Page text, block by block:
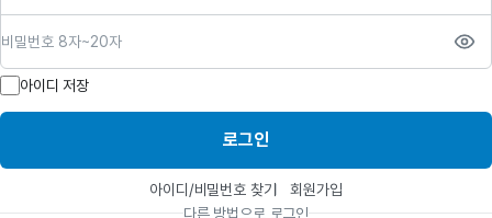
아이디 저장
로그인
아이디/비밀번호 찾기
회원가입
다른 방법으로 로그인